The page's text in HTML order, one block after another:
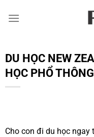
đến
DU HỌC NEW
HỌC PHỔ THÔNG
Cho con đi du học